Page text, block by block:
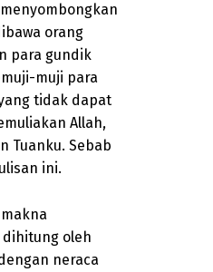
orang
para gundik
muji para
tidak dapat
Allah,
Tuanku. Sebab
ini.
dihitung oleh
neraca